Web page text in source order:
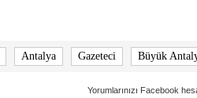
Antalya Gazeteci Büyük
Yorumlarınızı Facebook